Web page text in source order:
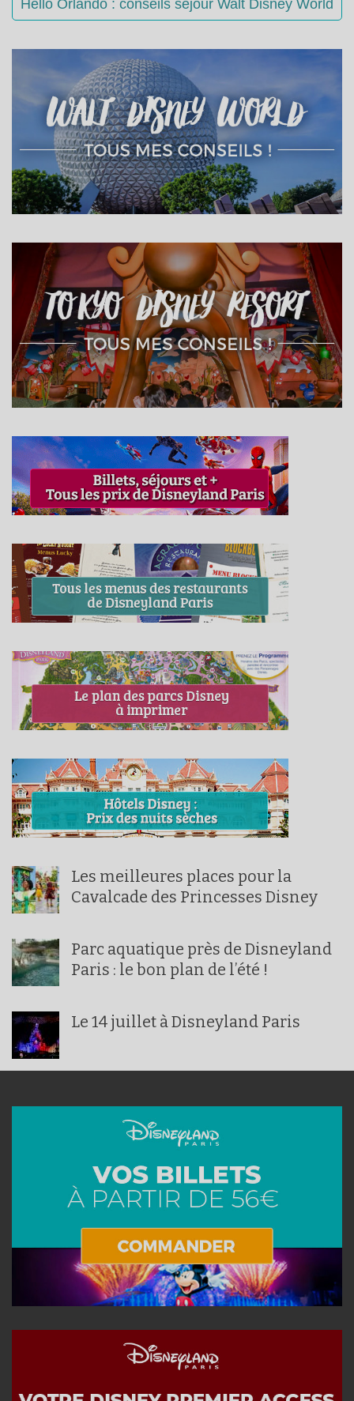
Hello Orlando : conseils séjour Walt Disney World
Les meilleures places pour la
Cavalcade des Princesses Disney
Parc aquatique près de Disneyland
Paris : le bon plan de l’été !
Le 14 juillet à Disneyland Paris